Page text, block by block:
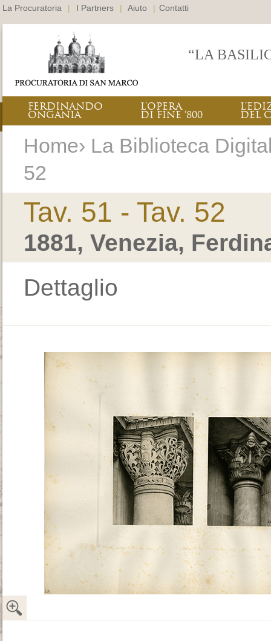
La Procuratoria | I Partners | Aiuto | Contatti
“LA
FERDINANDO
ONGANIA
L’OPERA
DI FINE ‘800 DEL
Home› La Biblioteca
52
Tav. 51 - Tav. 52
1881, Venezia,
Dettaglio